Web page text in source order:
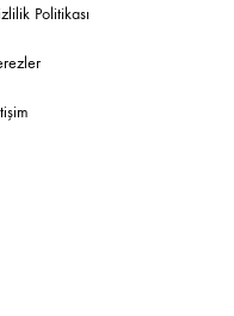
Politikası